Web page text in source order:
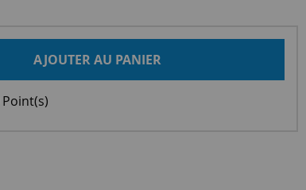
AJOUTER AU PANIER
Point(s)